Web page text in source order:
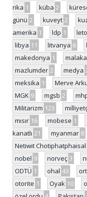
rika 1 küba 2
günü 2 kuveyt 2
amerika 1 ldp 1
libya 11 litvanya 6
makedonya 1
mazlumder 2 medya
meksika 1 Merve
MGK 9 mgsb 2
Militarizm 123
mısır 16 mobese 1
kanatlı 21 myanmar 8
Netiwit Chotiphatphaisal
nobel 9 norveç 3
ODTÜ 1 ohal 43
otorite 1 Oyak 10